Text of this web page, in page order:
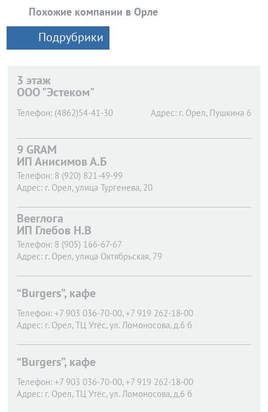
Похожие компании в Орле
Подрубрики
3 этаж
ООО "Эстеком"
Телефон: (4862)54-41-30 Адрес: г. Орел, Пушкина 6
9 GRAM
ИП Анисимов А.Б
Телефон: 8 (920) 821-49-99
Адрес: г. Орел, улица Тургенева, 20
Beerлога
ИП Глебов Н.В
Телефон: 8 (905) 166-67-67
Адрес: г. Орел, улица Октябрьская, 79
“Burgers”, кафе
Телефон: +7 903 036-70-00, +7 919 262-18-00
Адрес: г. Орел, ТЦ Утёс, ул. Ломоносова, д.6 б
“Burgers”, кафе
Телефон: +7 903 036-70-00, +7 919 262-18-00
Адрес: г. Орел, ТЦ Утёс, ул. Ломоносова, д.6 б